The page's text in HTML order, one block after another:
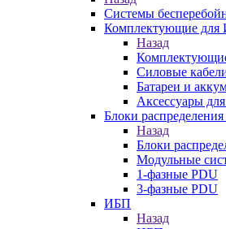
Системы
Комплектующие
Назад
Силовые
Батареи и
Аксессуары
Блоки
Назад
Блоки
Модульные
1-фазные PDU
3-фазные PDU
ИБП
Назад